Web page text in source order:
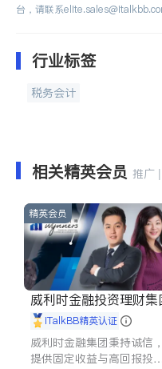
台，请联系
行业标签
税务会计
相关精英会员 推广
精英会员
威利时金融投资理财集
iTalkBB精英认证
威利时金融集团秉持诚信，
提供固定收益与高回报投